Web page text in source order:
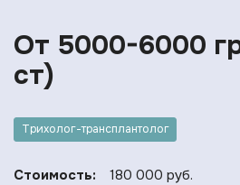
От 5000-6000
ст)
Трихолог-трансплантолог
Стоимость: 180 000 руб.